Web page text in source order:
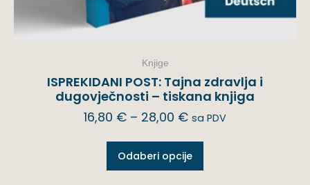
Knjige
ISPREKIDANI POST: Tajna zdravlja i
dugovječnosti – tiskana knjiga
16,80 € – 28,00 € sa PDV
Odaberi opcije